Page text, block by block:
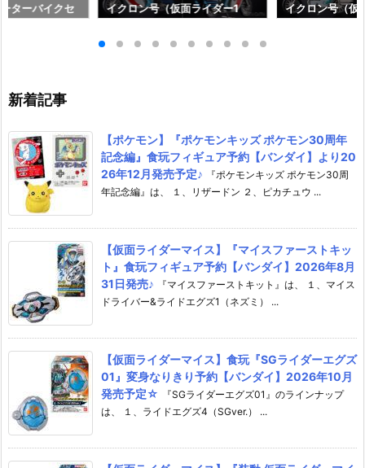
ターバイクセ
イクロン号（仮面ライダー1
イ】より2027年1月発売予定♪
イクロン号（仮
新着記事
【ポケモン】『ポケモンキッズ ポケモン30周年
記念編』食玩フィギュア予約【バンダイ】より20
26年12月発売予定♪
『ポケモンキッズ ポケモン30周
年記念編』は、 １、リザードン ２、ピカチュウ ...
【仮面ライダーマイス】『マイスファーストキッ
ト』食玩フィギュア予約【バンダイ】2026年8月
31日発売♪
『マイスファーストキット』は、 １、マイス
ドライバー&ライドエグズ1（ネズミ） ...
【仮面ライダーマイス】食玩『SGライダーエグズ
01』変身なりきり予約【バンダイ】2026年10月
発売予定☆
『SGライダーエグズ01』のラインナップ
は、 １、ライドエグズ4（SGver.） ...